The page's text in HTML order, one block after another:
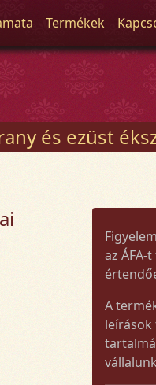
Termékek
és ezüst
az
A
leírások